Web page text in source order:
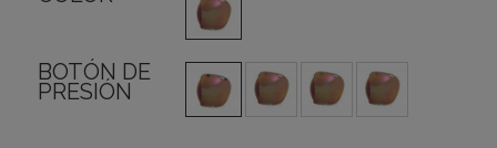
BOTÓN DE
PRESIÓN